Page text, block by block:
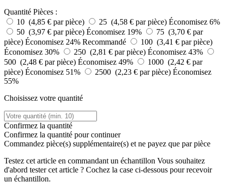
Quantité Pièces :
10 (4,85 € par pièce)
25 (4,58 € par pièce) Économisez 6%
50 (3,97 € par pièce) Économisez 19%
75 (3,70 € par
pièce) Économisez 24% Recommandé
100 (3,41 € par pièce)
Économisez 30%
250 (2,81 € par pièce) Économisez 43%
500 (2,48 € par pièce) Économisez 49%
1000 (2,42 € par
pièce) Économisez 51% 2500 (2,23 € par pièce) Économisez
55%
Choisissez votre quantité
Confirmez la quantité
Confirmez la quantité pour continuer
Commandez pièce(s) supplémentaire(s) et ne payez que par pièce
Testez cet article en commandant un échantillon Vous souhaitez
d'abord tester cet article ? Cochez la case ci-dessous pour recevoir
un échantillon.